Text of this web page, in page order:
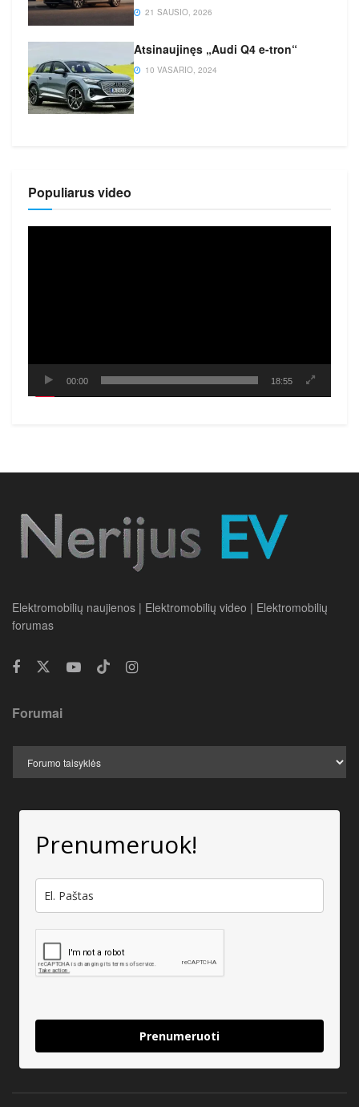
21 SAUSIO, 2026
Atsinaujinęs „Audi Q4 e-tron“
10 VASARIO, 2024
Populiarus video
00:00 18:55
Elektromobilių naujienos | Elektromobilių video | Elektromobilių
forumas
Forumai
Prenumeruok!
Prenumeruoti